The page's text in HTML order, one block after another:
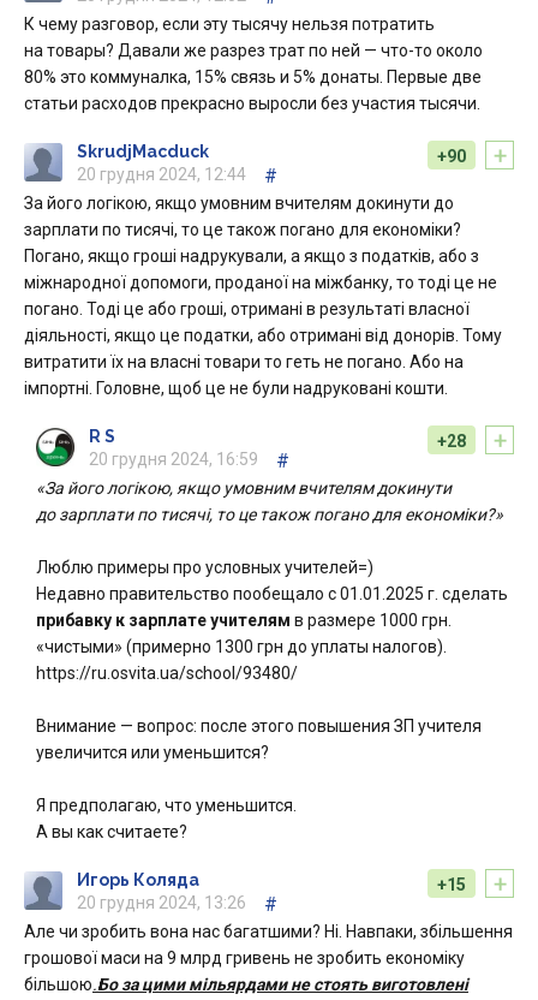
К чему разговор, если эту тысячу нельзя потратить
на товары? Давали же разрез трат по ней — что-то около
80% это коммуналка, 15% связь и 5% донаты. Первые две
статьи расходов прекрасно выросли без участия тысячи.
+
+90
SkrudjMacduck
20 грудня 2024, 12:44
#
За його логікою, якщо умовним вчителям докинути до
зарплати по тисячі, то це також погано для економіки?
Погано, якщо гроші надрукували, а якщо з податків, або з
міжнародної допомоги, проданої на міжбанку, то тоді це не
погано. Тоді це або гроші, отримані в результаті власної
діяльності, якщо це податки, або отримані від донорів. Тому
витратити їх на власні товари то геть не погано. Або на
імпортні. Головне, щоб це не були надруковані кошти.
+
+28
R S
20 грудня 2024, 16:59
#
«За його логікою, якщо умовним вчителям докинути
до зарплати по тисячі, то це також погано для економіки?»
Люблю примеры про условных учителей=)
Недавно правительство пообещало с 01.01.2025 г. сделать
прибавку к зарплате учителям в размере 1000 грн.
«чистыми» (примерно 1300 грн до уплаты налогов).
https://ru.osvita.ua/school/93480/
Внимание — вопрос: после этого повышения ЗП учителя
увеличится или уменьшится?
Я предполагаю, что уменьшится.
А вы как считаете?
+
+15
Игорь Коляда
20 грудня 2024, 13:26
#
Але чи зробить вона нас багатшими? Ні. Навпаки, збільшення
грошової маси на 9 млрд гривень не зробить економіку
більшою.Бо за цими мільярдами не стоять виготовлені